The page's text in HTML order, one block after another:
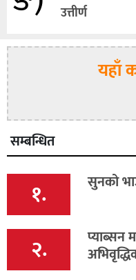
उत्तीर्ण
यहाँ
सम्बन्धित
१. सुनको
२. प्याब्सन